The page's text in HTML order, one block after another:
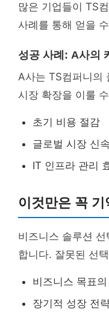
많은 기업들이 TS
사례를 통해 얻을
성공 사례: A사의
A사는 TS컴퍼니의
시장 확장을 이룰
초기 비용 절감
글로벌 시장 신
IT 인프라 관리
이것만은 꼭
비즈니스 솔루션
합니다. 잘못된 선
비즈니스 목표
장기적 성장 전